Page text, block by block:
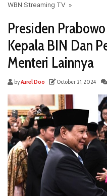
WBN Streaming TV »
Presiden
Kepala BIN Dan
Menteri Lainnya
byAurel Doo October 21, 2024